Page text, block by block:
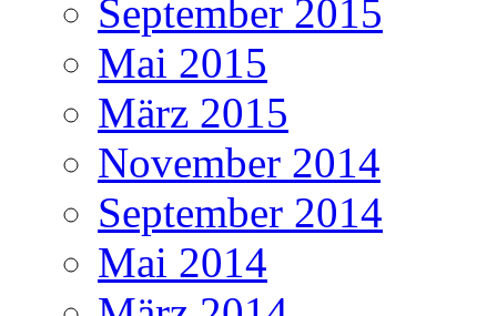
September 2015
Mai 2015
März 2015
November 2014
September 2014
Mai 2014